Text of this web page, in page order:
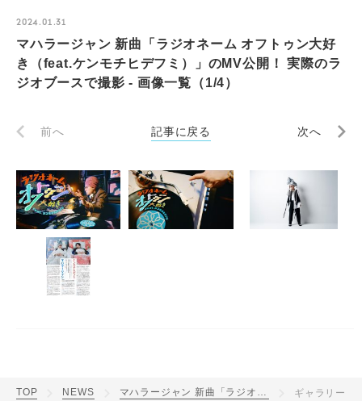
2024.01.31
マハラージャン 新曲「ラジオネーム オフトゥン大好
き（feat.ケンモチヒデフミ）」のMV公開！ 実際のラ
ジオブースで撮影 - 画像一覧（1/4）
前へ 記事に戻る 次へ
TOP NEWS マハラージャン 新曲「ラジオネーム オフトゥン大好き（feat.ケンモチヒデフミ）」のMV公開！ 実際のラジオブースで撮影 ギャラリー